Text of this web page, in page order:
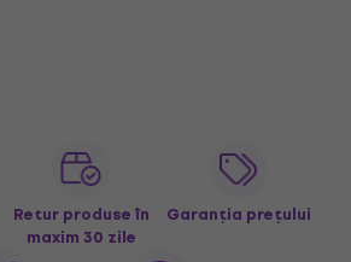
Retur produse în
maxim 30 zile
Garanția prețului